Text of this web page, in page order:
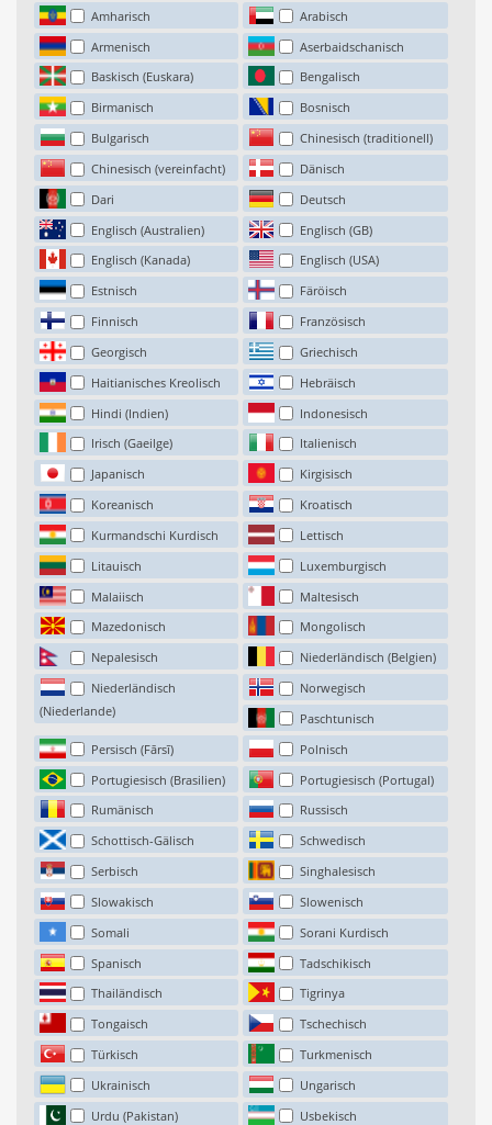
Amharisch
Arabisch
Armenisch
Aserbaidschanisch
Baskisch (Euskara)
Bengalisch
Birmanisch
Bosnisch
Bulgarisch
Chinesisch (traditionell)
Chinesisch (vereinfacht)
Dänisch
Dari
Deutsch
Englisch (Australien)
Englisch (GB)
Englisch (Kanada)
Englisch (USA)
Estnisch
Färöisch
Finnisch
Französisch
Georgisch
Griechisch
Haitianisches Kreolisch
Hebräisch
Hindi (Indien)
Indonesisch
Irisch (Gaeilge)
Italienisch
Japanisch
Kirgisisch
Koreanisch
Kroatisch
Kurmandschi Kurdisch
Lettisch
Litauisch
Luxemburgisch
Malaiisch
Maltesisch
Mazedonisch
Mongolisch
Nepalesisch
Niederländisch (Belgien)
Niederländisch
(Niederlande)
Norwegisch
Paschtunisch
Persisch (Fārsī)
Polnisch
Portugiesisch (Brasilien)
Portugiesisch (Portugal)
Rumänisch
Russisch
Schottisch-Gälisch
Schwedisch
Serbisch
Singhalesisch
Slowakisch
Slowenisch
Somali
Sorani Kurdisch
Spanisch
Tadschikisch
Thailändisch
Tigrinya
Tongaisch
Tschechisch
Türkisch
Turkmenisch
Ukrainisch
Ungarisch
Urdu (Pakistan)
Usbekisch